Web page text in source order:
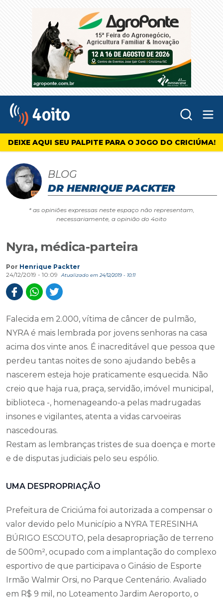
4oito
DEIXE AQUI SEU PALPITE PARA O JOGO DO CRICIÚMA!
BLOG
DR HENRIQUE PACKTER
* as opiniões expressas neste espaço não representam,
necessariamente, a opinião do 4oito
Nyra, médica-parteira
Por Henrique Packter
24/12/2019 - 10:09
Atualizado em 24/12/2019 - 10:11
Falecida em 2.000, vítima de câncer de pulmão,
NYRA é mais lembrada por jovens senhoras na casa
acima dos vinte anos. É inacreditável que pessoa que
perdeu tantas noites de sono ajudando bebês a
nascerem esteja hoje praticamente esquecida. Não
creio que haja rua, praça, servidão, imóvel municipal,
biblioteca -, homenageando-a pelas madrugadas
insones e vigilantes, atenta a vidas carvoeiras
nascedouras.
Restam as lembranças tristes de sua doença e morte
e de disputas judiciais pelo seu espólio.
UMA DESPROPRIAÇÃO
Prefeitura de Criciúma foi autorizada a compensar o
valor devido pelo Município a NYRA TERESINHA
BÚRIGO ESCOUTO, pela desapropriação de terreno
de 500m², ocupado com a implantação do complexo
esportivo de que participava o Ginásio de Esporte
Irmão Walmir Orsi, no Parque Centenário. Avaliado
em R$ 9 mil, no Loteamento Jardim Aeroporto, o